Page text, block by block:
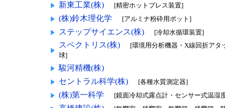
新東工業(株) [精密ホットプレス装置]
(株)鈴木理化学 [アルミナ粉砕用ポット]
ステップサイエンス(株) [冷却水循環装置]
スペクトリス(株)
[環境用分析機器・X線回折アタ
球]
駿河精機(株)
セントラル科学(株)
[各種水質測定器]
(株)第一科学 [鏡面冷却式露点計・センサー式温湿